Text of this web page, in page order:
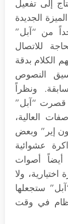
إلى تفعيل
الجديدة
من “آبل”
للاتصال
الكلام بدقة
النصوص
ونظراً
قصرت “آبل”
العالية،
و”آي-فون إير” وبعض
عشوائية
أصوات
ولا
ستجعلها
في وقت